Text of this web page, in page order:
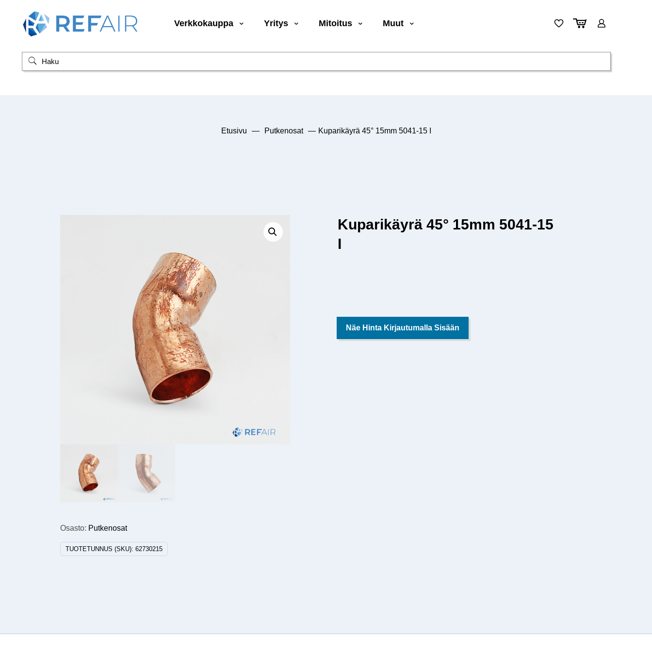
Verkkokauppa Yritys Mitoitus Muut
Etusivu — Putkenosat — Kuparikäyrä 45° 15mm 5041-15 I
Osasto: Putkenosat
TUOTETUNNUS (SKU):62730215
Kuparikäyrä 45° 15mm 5041-15
I
Näe Hinta Kirjautumalla Sisään